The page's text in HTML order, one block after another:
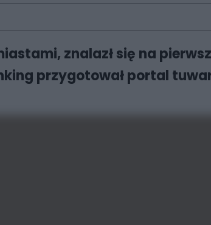
znalazł się na
przygotował portal